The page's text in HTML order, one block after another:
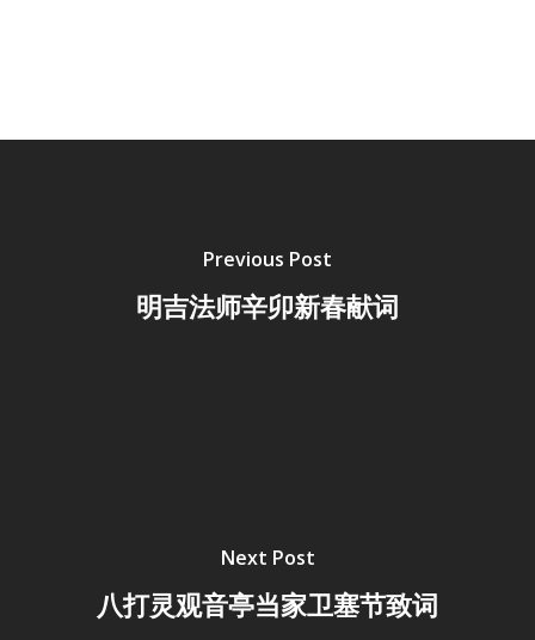
Previous Post
明吉法师辛卯新春献词
Next Post
八打灵观音亭当家卫塞节致词